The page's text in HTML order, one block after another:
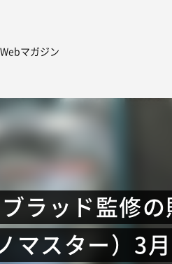
マガジン
ラッド監修
マスター）3